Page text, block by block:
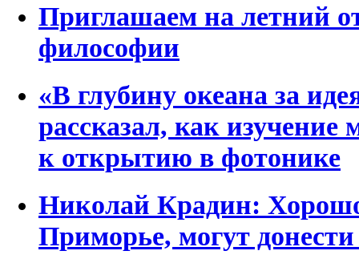
Приглашаем на летний
философии
«В глубину океана за
рассказал, как изучение
к открытию в фотонике
Николай Крадин:
Приморье, могут